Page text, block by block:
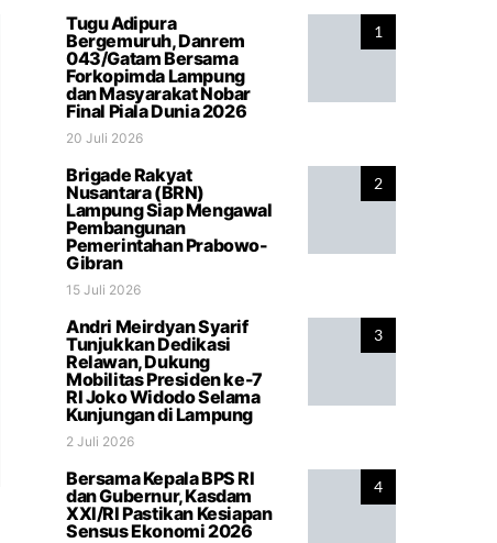
1
Tugu Adipura
Bergemuruh, Danrem
043/Gatam Bersama
Forkopimda Lampung
dan Masyarakat Nobar
Final Piala Dunia 2026
20 Juli 2026
2
Brigade Rakyat
Nusantara (BRN)
Lampung Siap Mengawal
Pembangunan
Pemerintahan Prabowo-
Gibran
15 Juli 2026
3
Andri Meirdyan Syarif
Tunjukkan Dedikasi
Relawan, Dukung
Mobilitas Presiden ke-7
RI Joko Widodo Selama
Kunjungan di Lampung
2 Juli 2026
4
Bersama Kepala BPS RI
dan Gubernur, Kasdam
XXI/RI Pastikan Kesiapan
Sensus Ekonomi 2026